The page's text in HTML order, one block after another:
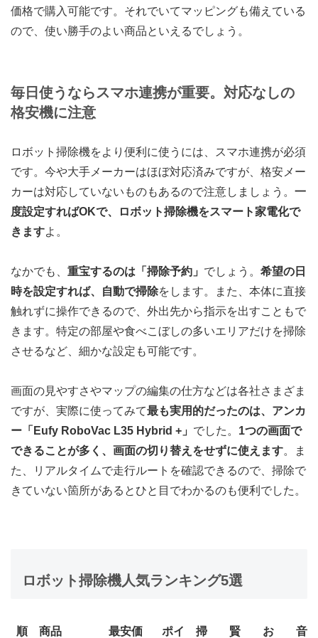
価格で購入可能です。それでいてマッピングも備えている
ので、使い勝手のよい商品といえるでしょう。
毎日使うならスマホ連携が重要。対応なしの
格安機に注意
ロボット掃除機をより便利に使うには、スマホ連携が必須
です。今や大手メーカーはほぼ対応済みですが、格安メー
カーは対応していないものもあるので注意しましょう。 一
度設定すればOKで、ロボット掃除機をスマート家電化で
きますよ。
なかでも、 重宝するのは「掃除予約」 でしょう。 希望の日
時を設定すれば、自動で掃除をします。また、本体に直接
触れずに操作できるので、外出先から指示を出すこともで
きます。特定の部屋や食べこぼしの多いエリアだけを掃除
させるなど、細かな設定も可能です。
画面の見やすさやマップの編集の仕方などは各社さまざま
ですが、実際に使ってみて最も実用的だったのは、アンカ
ー「Eufy RoboVac L35 Hybrid +」 でした。 1つの画面で
できることが多く、画面の切り替えをせずに使えます。ま
た、リアルタイムで走行ルートを確認できるので、掃除で
きていない箇所があるとひと目でわかるのも便利でした。
ロボット掃除機人気ランキング5選
順
商品
最安価
ポイ
掃
賢
お
音